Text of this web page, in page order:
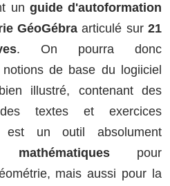
un guide d'autoformation
GéoGébra articulé sur21
. On pourra donc
de base du logiiciel
illustré, contenant des
textes et exercices
un outil absolument
mathématiquespour
mais aussi pour la